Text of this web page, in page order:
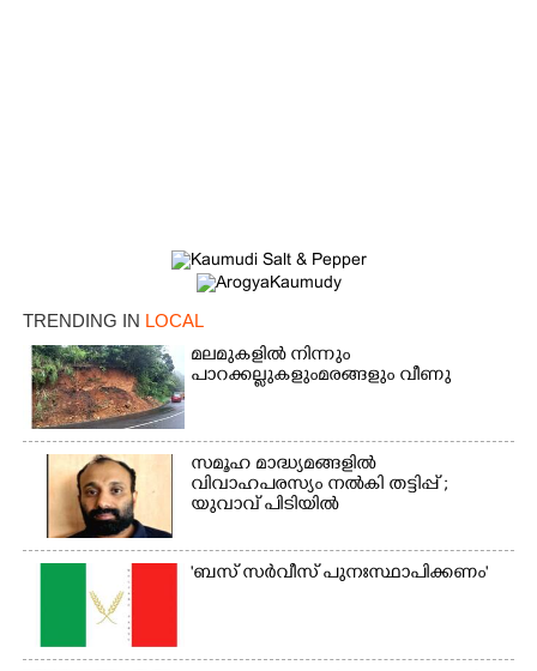
TRENDING IN LOCAL
മലമുകളിൽ നിന്നും
പാറക്കല്ലുകളുംമരങ്ങളും വീണു
സമൂഹ മാദ്ധ്യമങ്ങളിൽ
വിവാഹപരസ്യം നൽകി തട്ടിപ്പ് ;
യുവാവ് പിടിയിൽ
'ബസ് സർവീസ് പുനഃസ്ഥാപിക്കണം'
Copy Link